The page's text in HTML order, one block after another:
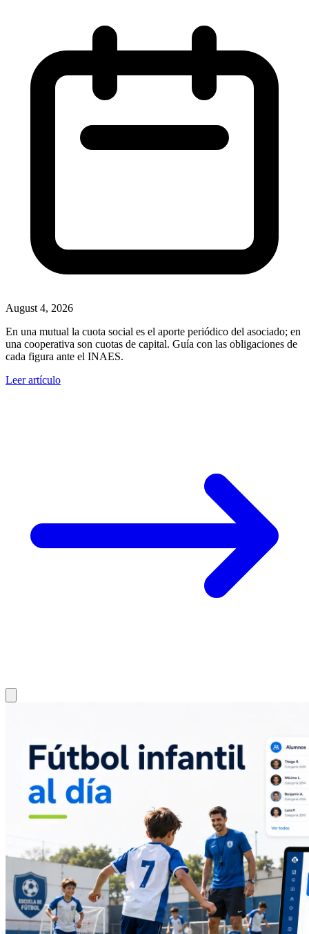
August 4, 2026
En una mutual la cuota social es el aporte periódico del asociado; en
una cooperativa son cuotas de capital. Guía con las obligaciones de
cada figura ante el INAES.
Leer artículo